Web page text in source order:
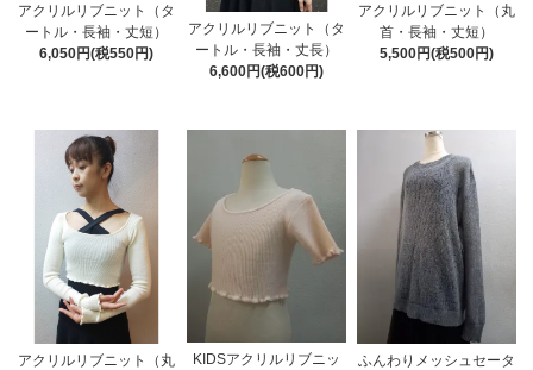
アクリルリブニット（タ
ートル・長袖・丈短）
6,050円(税550円)
アクリルリブニット（タ
ートル・長袖・丈長）
6,600円(税600円)
アクリルリブニット（丸
首・長袖・丈短）
5,500円(税500円)
アクリルリブニット（丸 KIDSアクリルリブニッ ふんわりメッシュセータ